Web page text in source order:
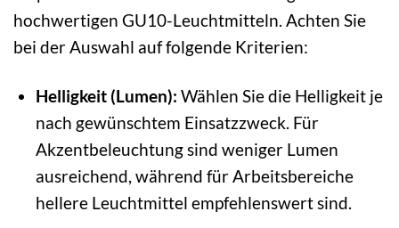
hochwertigen GU10-Leuchtmitteln. Achten Sie
bei der Auswahl auf folgende Kriterien:
Helligkeit (Lumen): Wählen Sie die Helligkeit je
nach gewünschtem Einsatzzweck. Für
Akzentbeleuchtung sind weniger Lumen
ausreichend, während für Arbeitsbereiche
hellere Leuchtmittel empfehlenswert sind.